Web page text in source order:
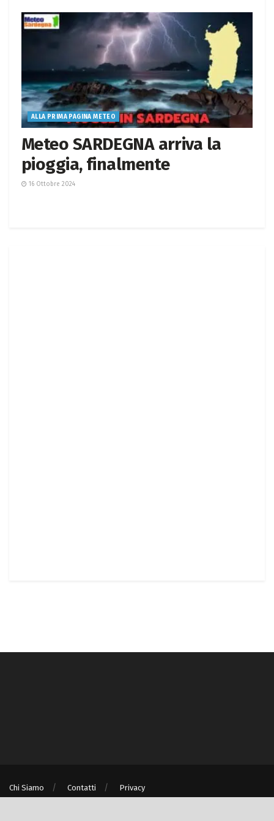
ALLA PRIMA PAGINA METEO
Meteo SARDEGNA arriva la
pioggia, finalmente
16 Ottobre 2024
Chi Siamo Contatti Privacy